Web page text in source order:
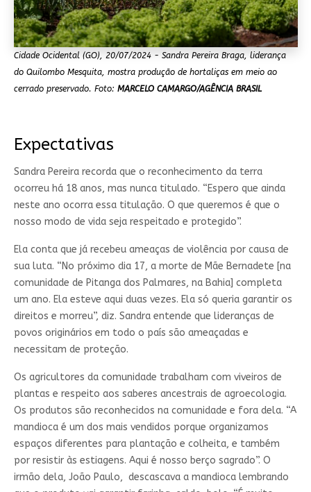
Cidade Ocidental (GO), 20/07/2024 - Sandra Pereira Braga, liderança
do Quilombo Mesquita, mostra produção de hortaliças em meio ao
cerrado preservado. Foto: MARCELO CAMARGO/AGÊNCIA BRASIL
Expectativas
Sandra Pereira recorda que o reconhecimento da terra
ocorreu há 18 anos, mas nunca titulado. “Espero que ainda
neste ano ocorra essa titulação. O que queremos é que o
nosso modo de vida seja respeitado e protegido”.
Ela conta que já recebeu ameaças de violência por causa de
sua luta. “No próximo dia 17, a morte de Mãe Bernadete [na
comunidade de Pitanga dos Palmares, na Bahia] completa
um ano. Ela esteve aqui duas vezes. Ela só queria garantir os
direitos e morreu”, diz. Sandra entende que lideranças de
povos originários em todo o país são ameaçadas e
necessitam de proteção.
Os agricultores da comunidade trabalham com viveiros de
plantas e respeito aos saberes ancestrais de agroecologia.
Os produtos são reconhecidos na comunidade e fora dela. “A
mandioca é um dos mais vendidos porque organizamos
espaços diferentes para plantação e colheita, e também
por resistir às estiagens. Aqui é nosso berço sagrado”. O
irmão dela, João Paulo, descascava a mandioca lembrando